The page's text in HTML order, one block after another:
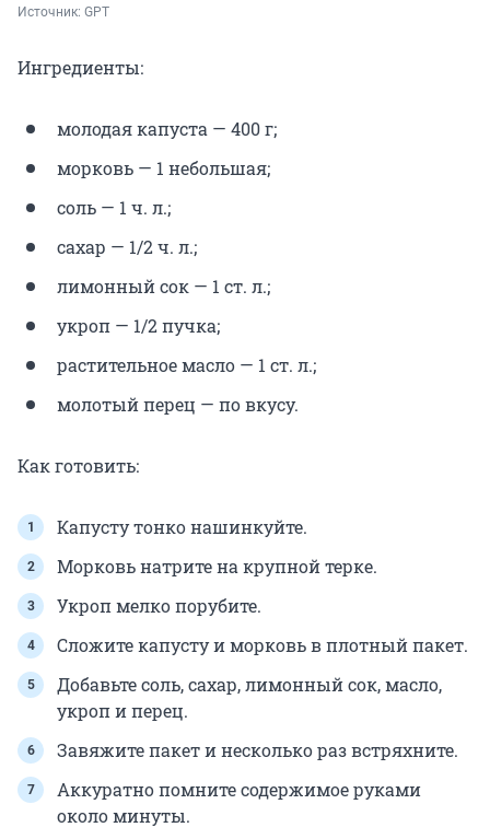
Источник: GPT
Ингредиенты:
молодая капуста — 400 г;
морковь — 1 небольшая;
соль — 1 ч. л.;
сахар — 1/2 ч. л.;
лимонный сок — 1 ст. л.;
укроп — 1/2 пучка;
растительное масло — 1 ст. л.;
молотый перец — по вкусу.
Как готовить:
Капусту тонко нашинкуйте.
Морковь натрите на крупной терке.
Укроп мелко порубите.
Сложите капусту и морковь в плотный пакет.
Добавьте соль, сахар, лимонный сок, масло,
укроп и перец.
Завяжите пакет и несколько раз встряхните.
Аккуратно помните содержимое руками
около минуты.